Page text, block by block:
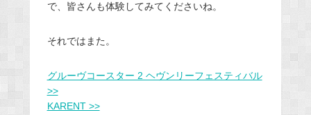
で、皆さんも体験してみてくださいね。
それではまた。
グルーヴコースター 2 ヘヴンリーフェスティバル
>>
KARENT >>